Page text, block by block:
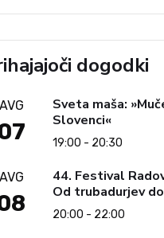
dogodki
Sveta maša:
Slovenci«
19:00 - 20:30
44. Festival
Od trubadurjev
20:00 - 22:00